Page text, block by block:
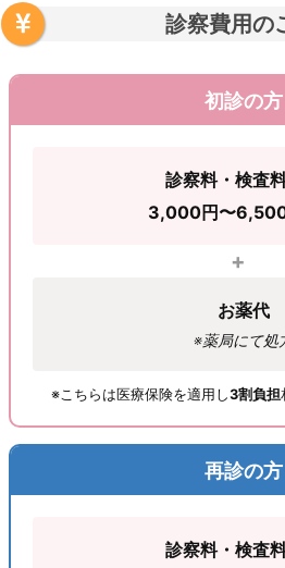
診察費用の
初診の方
診察料・検査
3,000円〜
お薬代
※薬局にて処
※こちらは医療保険を適用し3割負担
再診の方
診察料・検査